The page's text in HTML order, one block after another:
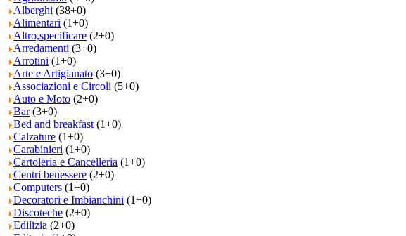
Alberghi (38+0)
Alimentari (1+0)
Altro,specificare (2+0)
Arredamenti (3+0)
Arrotini (1+0)
Arte e Artigianato (3+0)
Associazioni e Circoli (5+0)
Auto e Moto (2+0)
Bar (3+0)
Bed and breakfast (1+0)
Calzature (1+0)
Carabinieri (1+0)
Cartoleria e Cancelleria (1+0)
Centri benessere (2+0)
Computers (1+0)
Decoratori e Imbianchini (1+0)
Discoteche (2+0)
Edilizia (2+0)